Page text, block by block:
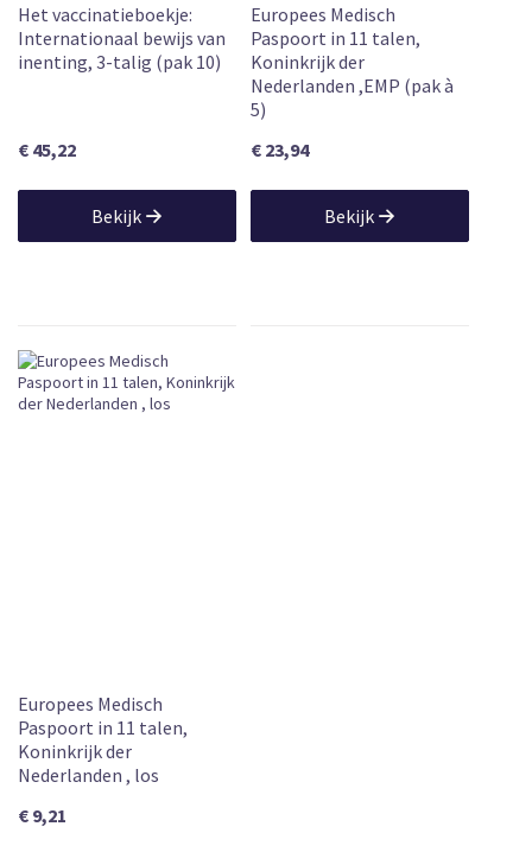
Het vaccinatieboekje:
Internationaal bewijs van
inenting, 3-talig (pak 10)
€ 45,22
Bekijk
Europees Medisch
Paspoort in 11 talen,
Koninkrijk der
Nederlanden ,EMP (pak à
5)
€ 23,94
Bekijk
Europees Medisch
Paspoort in 11 talen,
Koninkrijk der
Nederlanden , los
€ 9,21